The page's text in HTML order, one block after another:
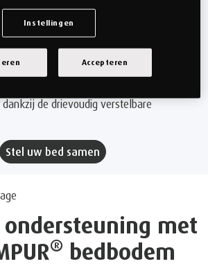
individueel met de hand gemaakt volgens
uniek en de hoge kwaliteit ervan
met een genummerd plaatje aan de
Daarnaast kan de hoogte van de
de drievoudig verstelbare
Stel uw bed samen
met
® bedbodem
Instellingen
Accepteren